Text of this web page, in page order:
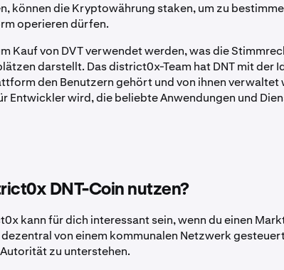
können die Kryptowährung staken, um zu
operieren dürfen.
Kauf von DVT verwendet werden, was die
darstellt. Das district0x-Team hat DNT mit der
den Benutzern gehört und von ihnen verwaltet
Entwickler wird, die beliebte Anwendungen und
DNT-Coin nutzen?
kann für dich interessant sein, wenn du einen
von einem kommunalen Netzwerk
zu unterstehen.